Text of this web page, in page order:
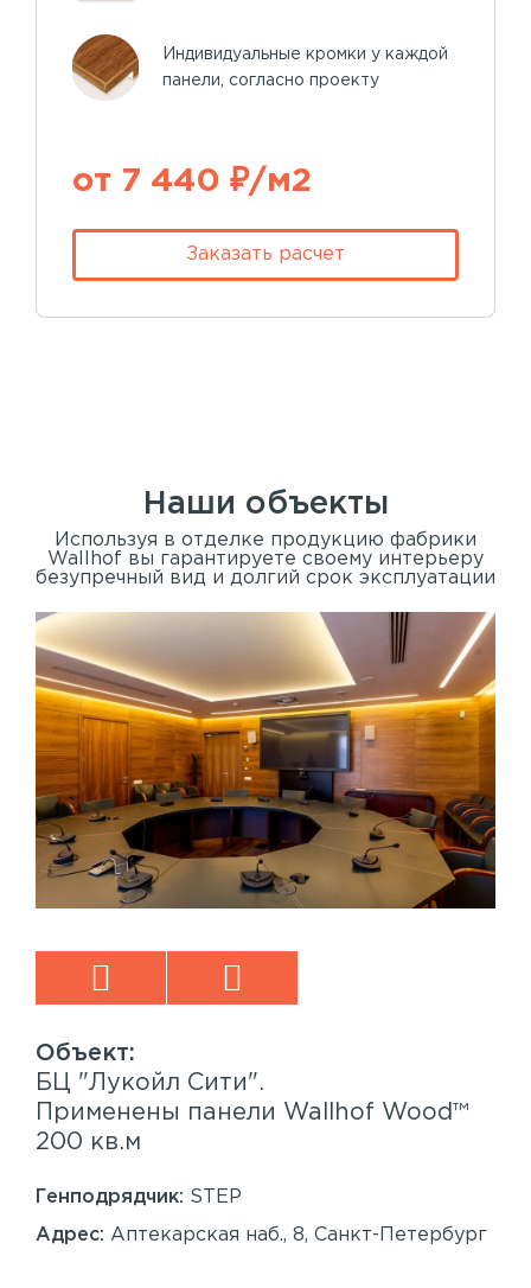
Индивидуальные кромки у каждой
панели, согласно проекту
от 7 440 ₽/м2
Заказать расчет
Наши объекты
Используя в отделке продукцию фабрики
Wallhof вы гарантируете своему интерьеру
безупречный вид и долгий срок эксплуатации
БЦ "Лукойл Сити".
Применены панели Wallhof Wood™
200 кв.м
Генподрядчик: STEP
Адрес: Аптекарская наб., 8, Санкт-Петербург